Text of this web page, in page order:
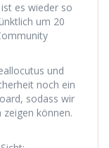
es wieder so
um 20
und
noch ein
sodass wir
können.